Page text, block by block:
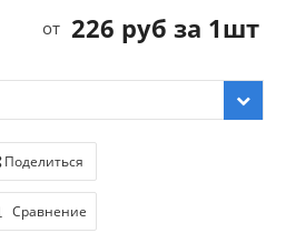
226 руб за 1шт
от
Поделиться
Сравнение